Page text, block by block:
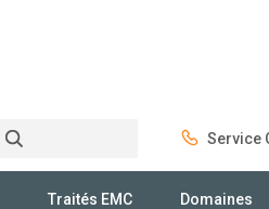
Service
Traités EMC Domaines